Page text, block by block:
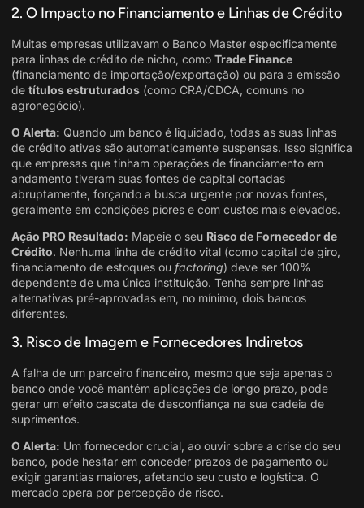
2. O Impacto no Financiamento e Linhas de Crédito
Muitas empresas utilizavam o Banco Master especificamente
para linhas de crédito de nicho, como Trade Finance
(financiamento de importação/exportação) ou para a emissão
de títulos estruturados (como CRA/CDCA, comuns no
agronegócio).
O Alerta: Quando um banco é liquidado, todas as suas linhas
de crédito ativas são automaticamente suspensas. Isso significa
que empresas que tinham operações de financiamento em
andamento tiveram suas fontes de capital cortadas
abruptamente, forçando a busca urgente por novas fontes,
geralmente em condições piores e com custos mais elevados.
Ação PRO Resultado: Mapeie o seu Risco de Fornecedor de
Crédito. Nenhuma linha de crédito vital (como capital de giro,
financiamento de estoques ou factoring) deve ser 100%
dependente de uma única instituição. Tenha sempre linhas
alternativas pré-aprovadas em, no mínimo, dois bancos
diferentes.
3. Risco de Imagem e Fornecedores Indiretos
A falha de um parceiro financeiro, mesmo que seja apenas o
banco onde você mantém aplicações de longo prazo, pode
gerar um efeito cascata de desconfiança na sua cadeia de
suprimentos.
O Alerta: Um fornecedor crucial, ao ouvir sobre a crise do seu
banco, pode hesitar em conceder prazos de pagamento ou
exigir garantias maiores, afetando seu custo e logística. O
mercado opera por percepção de risco.